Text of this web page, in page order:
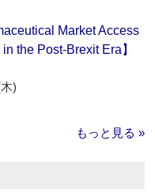
Market Access
the Post-Brexit Era】
)
もっと見る »